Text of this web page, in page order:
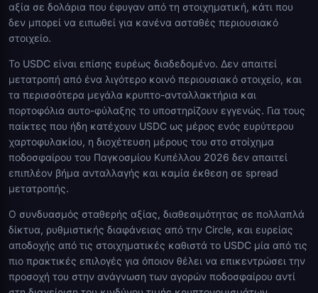
αξία σε δολάρια που έφυγαν από τη στοιχηματική, κάτι που
δεν μπορεί να ειπωθεί για κανένα ασταθές περιουσιακό
στοιχείο.
Το USDC είναι επίσης ευρέως διαδεδομένο. Δεν απαιτεί
μετατροπή από ένα λιγότερο κοινό περιουσιακό στοιχείο, και
τα περισσότερα μεγάλα κρυπτο-ανταλλακτήρια και
πορτοφόλια αυτο-φύλαξης το υποστηρίζουν εγγενώς. Για τους
παίκτες που ήδη κατέχουν USDC ως μέρος ενός ευρύτερου
χαρτοφυλακίου, η διοχέτευση μέρους του στο στοίχημα
ποδοσφαίρου του Παγκοσμίου Κυπέλλου 2026 δεν απαιτεί
επιπλέον βήμα ανταλλαγής και καμία έκθεση σε spread
μετατροπής.
Ο συνδυασμός σταθερής αξίας, διαθεσιμότητας σε πολλαπλά
δίκτυα, ρυθμιστικής διαφάνειας από την Circle, και ευρείας
αποδοχής από τις στοιχηματικές καθιστά το USDC μία από τις
πιο πρακτικές επιλογές για όποιον θέλει να επικεντρώσει την
προσοχή του στην ανάγνωση των αγορών ποδοσφαίρου αντί